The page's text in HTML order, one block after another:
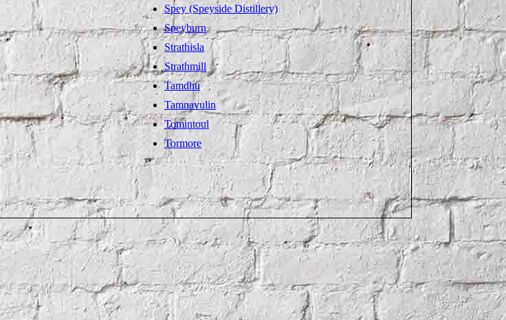
Spey (Speyside Distillery)
Speyburn
Strathisla
Strathmill
Tamdhu
Tamnavulin
Tomintoul
Tormore